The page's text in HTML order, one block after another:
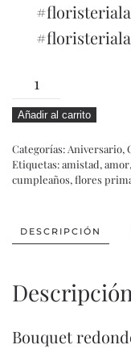
NINA
cantidad
Añadir al carrito
Categorías: Aniversario,
Etiquetas:amistad, amor,
cumpleaños, flores
DESCRIPCIÓN
Descripción
Bouquet